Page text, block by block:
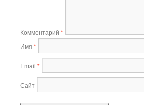
Комментарий *
Имя *
Email *
Сайт